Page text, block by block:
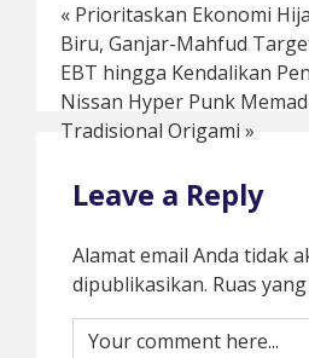
« Prioritaskan Ekonomi
Biru, Ganjar-Mahfud
EBT hingga Kendalikan
Nissan Hyper Punk
Tradisional Origami»
Leave a Reply
Alamat email Anda tidak
dipublikasikan. Ruas